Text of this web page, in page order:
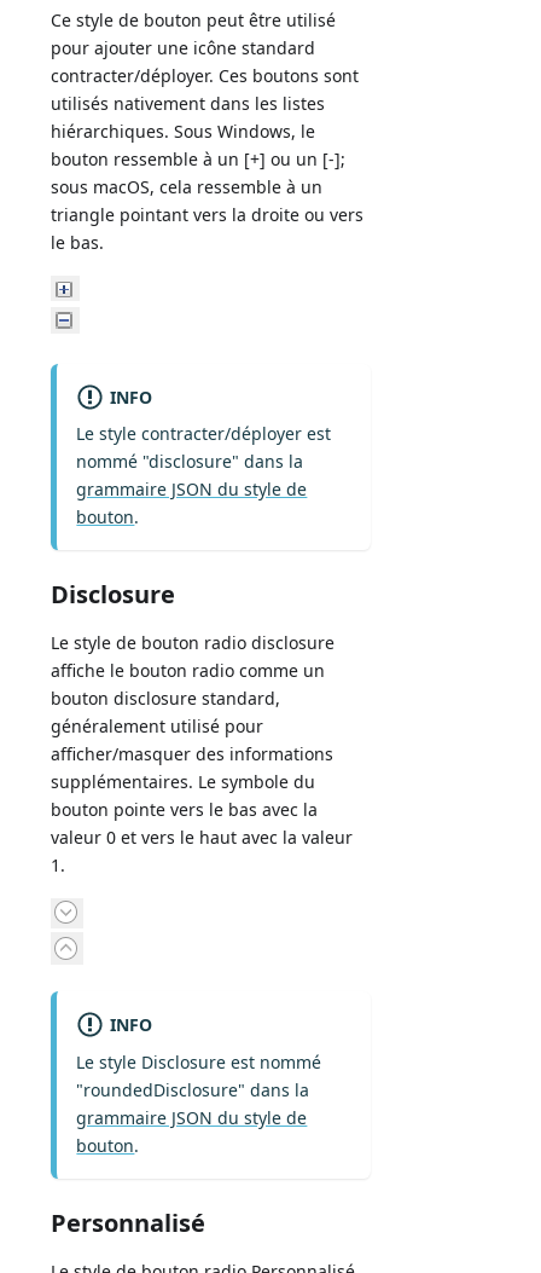
Ce style de bouton peut être utilisé
pour ajouter une icône standard
contracter/déployer. Ces boutons sont
utilisés nativement dans les listes
hiérarchiques. Sous Windows, le
bouton ressemble à un [+] ou un [-];
sous macOS, cela ressemble à un
triangle pointant vers la droite ou vers
le bas.
INFO
Le style contracter/déployer est
nommé "disclosure" dans la
grammaire JSON du style de
bouton.
Disclosure
Le style de bouton radio disclosure
affiche le bouton radio comme un
bouton disclosure standard,
généralement utilisé pour
afficher/masquer des informations
supplémentaires. Le symbole du
bouton pointe vers le bas avec la
valeur 0 et vers le haut avec la valeur
1.
INFO
Le style Disclosure est nommé
"roundedDisclosure" dans la
grammaire JSON du style de
bouton.
Personnalisé